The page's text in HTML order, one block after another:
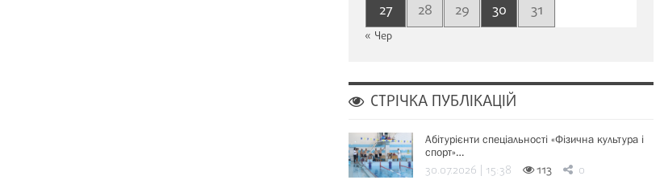
27
28 29 30 31
« Чер
СТРІЧКА ПУБЛІКАЦІЙ
Абітурієнти спеціальності «Фізична культура і
спорт»…
30.07.2026 | 15:38 113 0